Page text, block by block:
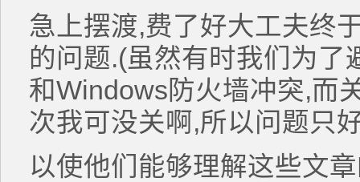
急上摆渡,费了好大工夫终
的问题.(虽然有时我们为
和Windows防火墙冲突,而
次我可没关啊,所以问题只
以使他们能够理解这些文